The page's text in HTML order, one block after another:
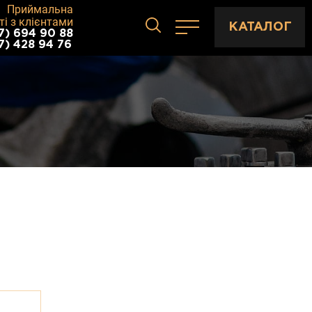
Приймальна
з клієнтами
694 90 88
428 94 76
КАТАЛОГ